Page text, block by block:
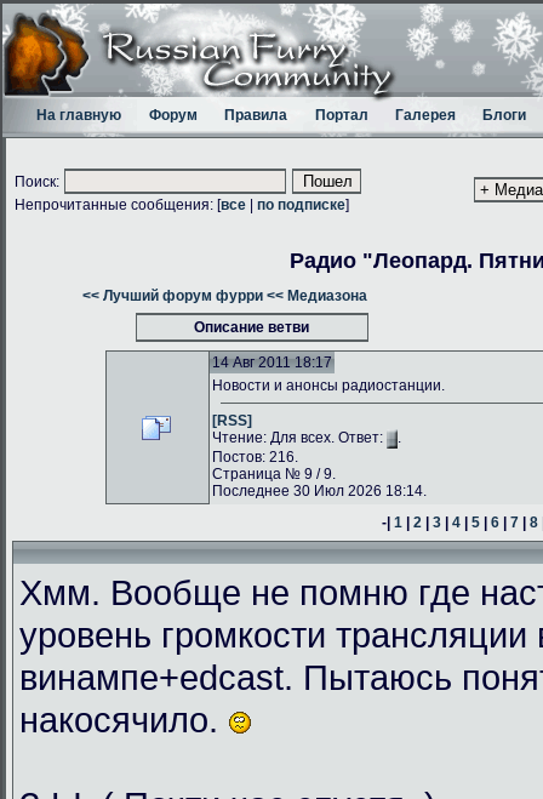
На главную Форум Правила Портал Галерея Блоги
Поиск:
Непрочитанные сообщения: [все по подписке]
Радио "Леопард.
<< Лучший форум фурри << Медиазона
Описание ветви
14 Авг 2011 18:17
Новости и анонсы радиостанции.
[RSS]
Чтение: Для всех. Ответ:
.
Постов: 216.
Страница № 9 / 9.
Последнее 30 Июл 2026 18:14.
-|1 |2 |3 |4 |5 |6 |7 |8
Хмм. Вообще не помню где
уровень громкости трансляции
винампе+edcast. Пытаюсь
накосячило.